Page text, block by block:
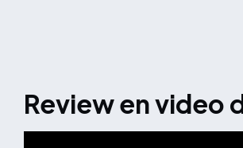
Review en video